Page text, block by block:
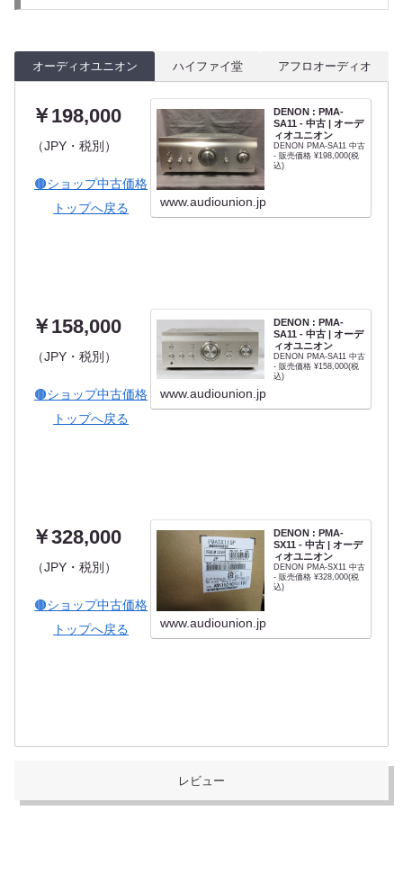
オーディオユニオン ハイファイ堂 アフロオーディオ
￥198,000
（JPY・税別）
🟤ショップ中古価格
トップへ戻る
DENON : PMA-
SA11 - 中古 | オーデ
ィオユニオン
DENON PMA-SA11 中古
- 販売価格 ¥198,000(税
込)
www.audiounion.jp
￥158,000
（JPY・税別）
🟤ショップ中古価格
トップへ戻る
DENON : PMA-
SA11 - 中古 | オーデ
ィオユニオン
DENON PMA-SA11 中古
- 販売価格 ¥158,000(税
込)
www.audiounion.jp
￥328,000
（JPY・税別）
🟤ショップ中古価格
トップへ戻る
DENON : PMA-
SX11 - 中古 | オーデ
ィオユニオン
DENON PMA-SX11 中古
- 販売価格 ¥328,000(税
込)
www.audiounion.jp
レビュー